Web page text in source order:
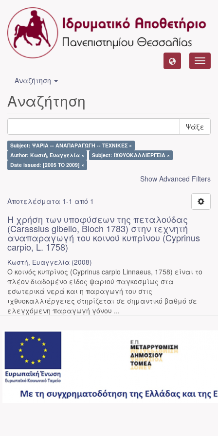
Αναζήτηση
Αναζήτηση
Ψάξε
Subject: ΨΑΡΙΑ -- ΑΝΑΠΑΡΑΓΩΓΗ -- ΤΕΧΝΙΚΕΣ ×
Author: Κωστή, Ευαγγελία ×
Subject: ΙΧΘΥΟΚΑΛΛΙΕΡΓΕΙΑ ×
Date issued: [2005 TO 2009] ×
Show Advanced Filters
Αποτελέσματα 1-1 από 1
Η χρήση των υποφύσεων της πεταλούδας
(Carassius gibelio, Bloch 1783) στην τεχνητή
αναπαραγωγή του κοινού κυπρίνου (Cyprinus
carpio, L. 1758)
Κωστή, Ευαγγελία (2008)
Ο κοινός κυπρίνος (Cyprinus carpio Linnaeus, 1758) είναι το
πλέον διαδομένο είδος ψαριού παγκοσμίως στα
εσωτερικά νερά και η παραγωγή του στις
ιχθυοκαλλιέργειες στηρίζεται σε σημαντικό βαθμό σε
ελεγχόμενη παραγωγή γόνου ...